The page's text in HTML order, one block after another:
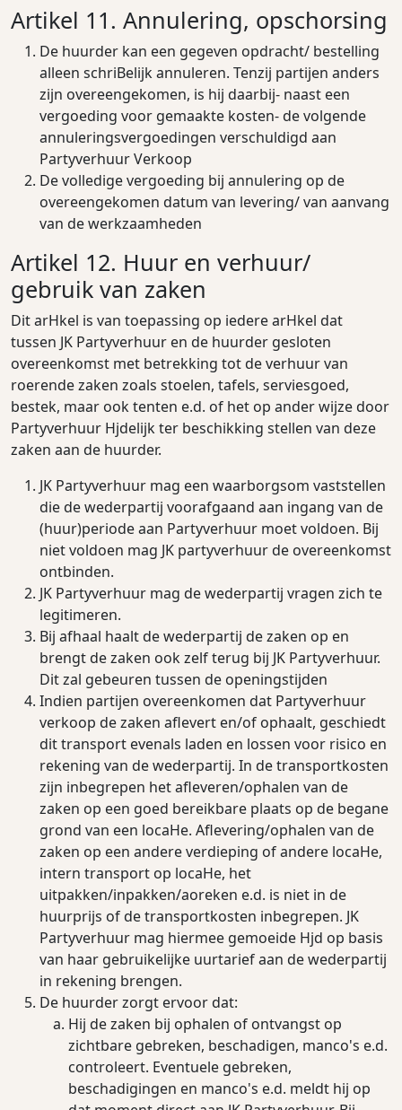
Artikel 11. Annulering, opschorsing
De huurder kan een gegeven opdracht/ bestelling
alleen schriBelijk annuleren. Tenzij partijen anders
zijn overeengekomen, is hij daarbij- naast een
vergoeding voor gemaakte kosten- de volgende
annuleringsvergoedingen verschuldigd aan
Partyverhuur Verkoop
De volledige vergoeding bij annulering op de
overeengekomen datum van levering/ van aanvang
van de werkzaamheden
Artikel 12. Huur en verhuur/
gebruik van zaken
Dit arHkel is van toepassing op iedere arHkel dat
tussen JK Partyverhuur en de huurder gesloten
overeenkomst met betrekking tot de verhuur van
roerende zaken zoals stoelen, tafels, serviesgoed,
bestek, maar ook tenten e.d. of het op ander wijze door
Partyverhuur Hjdelijk ter beschikking stellen van deze
zaken aan de huurder.
JK Partyverhuur mag een waarborgsom vaststellen
die de wederpartij voorafgaand aan ingang van de
(huur)periode aan Partyverhuur moet voldoen. Bij
niet voldoen mag JK partyverhuur de overeenkomst
ontbinden.
JK Partyverhuur mag de wederpartij vragen zich te
legitimeren.
Bij afhaal haalt de wederpartij de zaken op en
brengt de zaken ook zelf terug bij JK Partyverhuur.
Dit zal gebeuren tussen de openingstijden
Indien partijen overeenkomen dat Partyverhuur
verkoop de zaken aﬂevert en/of ophaalt, geschiedt
dit transport evenals laden en lossen voor risico en
rekening van de wederpartij. In de transportkosten
zijn inbegrepen het aﬂeveren/ophalen van de
zaken op een goed bereikbare plaats op de begane
grond van een locaHe. Aﬂevering/ophalen van de
zaken op een andere verdieping of andere locaHe,
intern transport op locaHe, het
uitpakken/inpakken/aoreken e.d. is niet in de
huurprijs of de transportkosten inbegrepen. JK
Partyverhuur mag hiermee gemoeide Hjd op basis
van haar gebruikelijke uurtarief aan de wederpartij
in rekening brengen.
De huurder zorgt ervoor dat:
Hij de zaken bij ophalen of ontvangst op
zichtbare gebreken, beschadigen, manco's e.d.
controleert. Eventuele gebreken,
beschadigingen en manco's e.d. meldt hij op